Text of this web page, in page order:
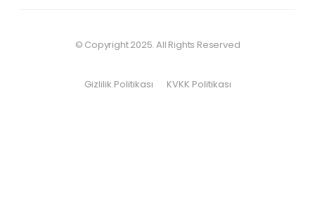
© Copyright 2025. All Rights Reserved
Gizlilik Politikası KVKK Politikası